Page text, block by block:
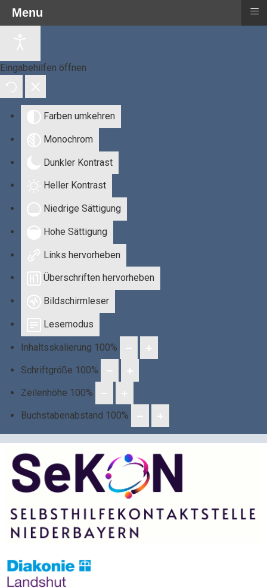
Eingabehilfen öffnen
Farben umkehren
Monochrom
Dunkler Kontrast
Heller Kontrast
Niedrige Sättigung
Hohe Sättigung
Links hervorheben
Überschriften hervorheben
Bildschirmleser
Lesemodus
Inhaltsskalierung 100%
Schriftgröße 100%
Zeilenhöhe 100%
Buchstabenabstand 100%
Menu ≡